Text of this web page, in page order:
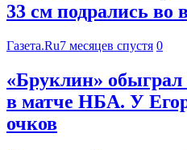
33 см подрались
Газета.Ru7 месяцев спустя 0
«Бруклин»
в матче НБА. У
очков